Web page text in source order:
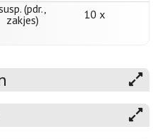
(pdr.,
zakjes)
10 x